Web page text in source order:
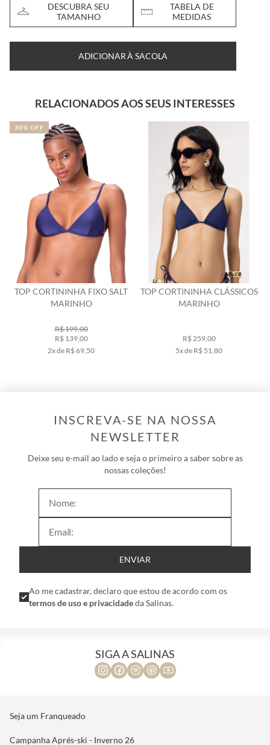
DESCUBRA SEU
TAMANHO
TABELA DE
MEDIDAS
ADICIONAR À SACOLA
RELACIONADOS AOS SEUS INTERESSES
TOP CORTININHA FIXO SALT
MARINHO
R$ 199,00
R$ 139,00
2x de R$ 69,50
30% OFF
TOP CORTININHA CLÁSSICOS
MARINHO
R$ 259,00
5x de R$ 51,80
INSCREVA-SE NA NOSSA
NEWSLETTER
Deixe seu e-mail ao lado e seja o primeiro a saber sobre as
nossas coleções!
ENVIAR
Ao me cadastrar, declaro que estou de acordo com os
termos de uso e privacidadeda Salinas.
SIGA A SALINAS
Seja um Franqueado
Campanha Aprés-ski - Inverno 26